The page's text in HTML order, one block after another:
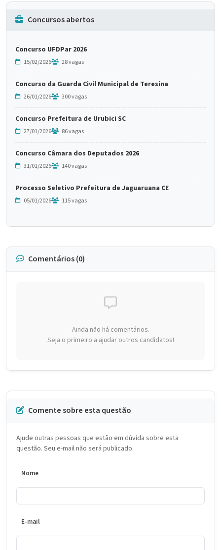
Concursos abertos
Concurso UFDPar 2026
15/02/2026 28 vagas
Concurso da Guarda Civil Municipal de Teresina
26/01/2026 300 vagas
Concurso Prefeitura de Urubici SC
27/01/2026 86 vagas
Concurso Câmara dos Deputados 2026
31/01/2026 140 vagas
Processo Seletivo Prefeitura de Jaguaruana CE
05/01/2026 115 vagas
Comentários (0)
Ainda não há comentários.
Seja o primeiro a ajudar outros candidatos!
Comente sobre esta questão
Ajude outras pessoas que estão em dúvida sobre esta
questão. Seu e-mail não será publicado.
Nome
E-mail